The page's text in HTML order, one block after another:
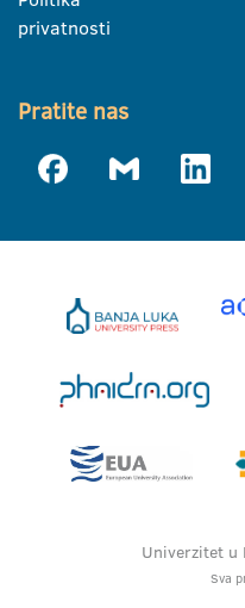
privatnosti
Pratite nas
Univerzitet
Sva